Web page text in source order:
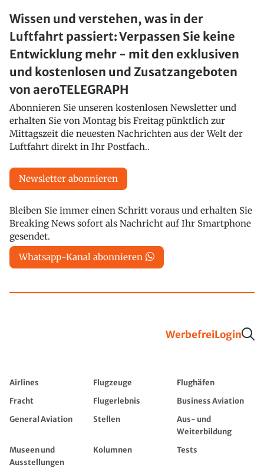
Wissen und verstehen, was in der
Luftfahrt passiert: Verpassen Sie keine
Entwicklung mehr - mit den exklusiven
und kostenlosen und Zusatzangeboten
von aeroTELEGRAPH
Abonnieren Sie unseren kostenlosen Newsletter und
erhalten Sie von Montag bis Freitag pünktlich zur
Mittagszeit die neuesten Nachrichten aus der Welt der
Luftfahrt direkt in Ihr Postfach..
Newsletter abonnieren
Bleiben Sie immer einen Schritt voraus und erhalten Sie
Breaking News sofort als Nachricht auf Ihr Smartphone
gesendet.
Whatsapp-Kanal abonnieren
WerbefreiLogin
Airlines Flugzeuge
Flughäfen
Fracht
Flugerlebnis
Business Aviation
General Aviation
Stellen
Aus- und
Weiterbildung
Museen und
Ausstellungen
Kolumnen Tests